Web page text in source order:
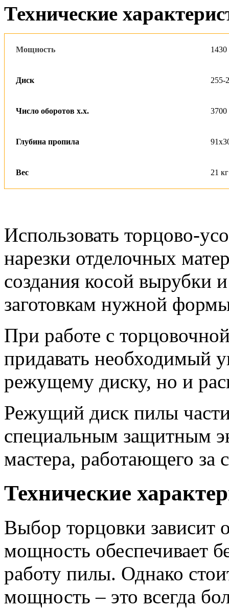
Технические
Мощность
Диск 255-
Число оборотов х.х.
Глубина пропила
Вес 21 кг
Использовать торцово-
нарезки отделочных
создания косой вырубки
заготовкам нужной
При работе с
придавать необходимый
режущему диску, но и
Режущий диск пилы
специальным защитным
мастера, работающего за
Технические
Выбор торцовки зависит
мощность обеспечивает
работу пилы. Однако
мощность – это всегда